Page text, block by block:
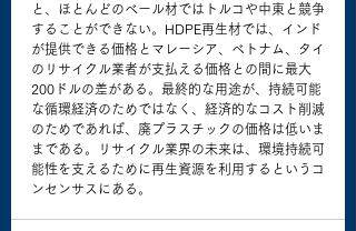
と、ほとんどのベール材ではトルコや中東と競争
することができない。HDPE再生材では、インド
が提供できる価格とマレーシア、ベトナム、タイ
のリサイクル業者が支払える価格との間に最大
200ドルの差がある。最終的な用途が、持続可能
な循環経済のためではなく、経済的なコスト削減
のためであれば、廃プラスチックの価格は低いま
まである。リサイクル業界の未来は、環境持続可
能性を支えるために再生資源を利用するというコ
ンセンサスにある。